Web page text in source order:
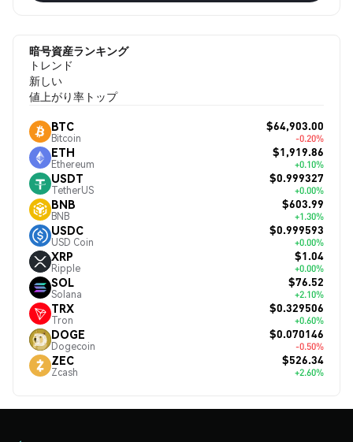
暗号資産ランキング
トレンド
新しい
値上がり率トップ
BTC
Bitcoin
$64,903.00
-0.20%
ETH
Ethereum
$1,919.86
+0.10%
USDT
TetherUS
$0.999327
+0.00%
BNB
BNB
$603.99
+1.30%
USDC
USD Coin
$0.999593
+0.00%
XRP
Ripple
$1.04
+0.00%
SOL
Solana
$76.52
+2.10%
TRX
Tron
$0.329506
+0.60%
DOGE
Dogecoin
$0.070146
-0.50%
ZEC
Zcash
$526.34
+2.60%